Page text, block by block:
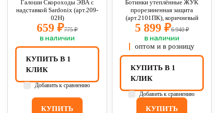
Галоши Скороходы ЭВА с
надставкой Sardonix (арт.209-
02Н)
659 ₽775 ₽
в наличии
КУПИТЬ
КУПИТЬ В 1
КЛИК
Добавить к сравнению
Ботинки утеплённые ЖУК
прорезиненная защита
(арт.2101ПК), коричневый
5 899 ₽6 940 ₽
в наличии
оптом и в розницу
КУПИТЬ
КУПИТЬ В 1
КЛИК
Добавить к сравнению